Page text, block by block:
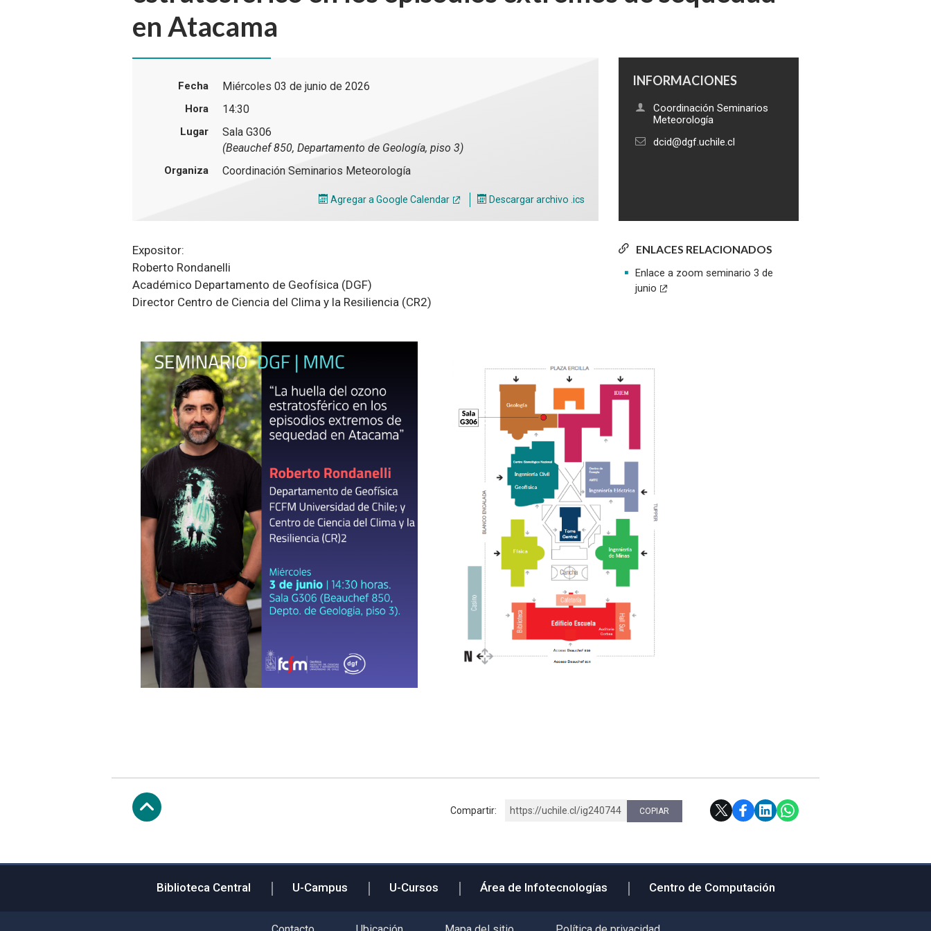
en Atacama
INFORMACIONES
Coordinación Seminarios
Meteorología
dcid@dgf.uchile.cl
Fecha Miércoles 03 de junio de 2026
Hora 14:30
Lugar
Sala G306
(Beauchef 850, Departamento de Geología, piso 3)
Organiza Coordinación Seminarios Meteorología
Agregar a Google Calendar Descargar archivo .ics
ENLACES RELACIONADOS
Enlace a zoom seminario 3 de
junio
Expositor:
Roberto Rondanelli
Académico Departamento de Geofísica (DGF)
Director Centro de Ciencia del Clima y la Resiliencia (CR2)
Compartir: https://uchile.cl/ig240744 COPIAR
Biblioteca Central U-Campus U-Cursos Área de Infotecnologías Centro de Computación